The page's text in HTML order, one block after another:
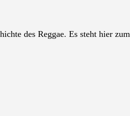
des Reggae. Es steht hier zum